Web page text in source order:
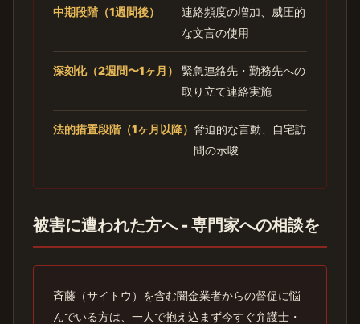
中期段階（1週間後）
連絡頻度の増加、威圧的
な文言の使用
深刻化（2週間〜1ヶ月）
緊急連絡先・勤務先への
取り立て連絡実施
法的措置段階（1ヶ月以降） 脅迫的な言動、自宅訪
問の示唆
被害に遭われた方へ - 専門家への相談を
斉藤（サイトウ）を含む闇金業者からの督促に悩
んでいる方は、一人で抱え込まず今すぐ弁護士・